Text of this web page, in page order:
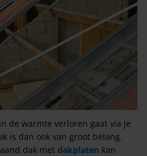
de warmte verloren gaat via je
is dan ook van groot belang.
dak met dakplaten kan